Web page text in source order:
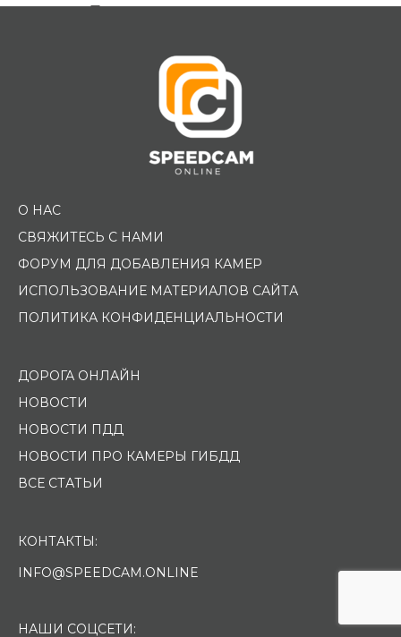
Помощь водителю
О НАС
СВЯЖИТЕСЬ С НАМИ
ФОРУМ ДЛЯ ДОБАВЛЕНИЯ КАМЕР
ИСПОЛЬЗОВАНИЕ МАТЕРИАЛОВ САЙТА
ПОЛИТИКА КОНФИДЕНЦИАЛЬНОСТИ
ДОРОГА ОНЛАЙН
НОВОСТИ
НОВОСТИ ПДД
НОВОСТИ ПРО КАМЕРЫ ГИБДД
ВСЕ СТАТЬИ
КОНТАКТЫ:
INFO@SPEEDCAM.ONLINE
НАШИ СОЦСЕТИ: